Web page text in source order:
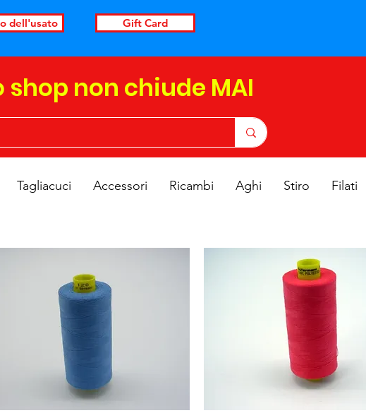
dell'usato Gift Card
shop non chiude MAI
Tagliacuci Accessori Ricambi Aghi Stiro Filati